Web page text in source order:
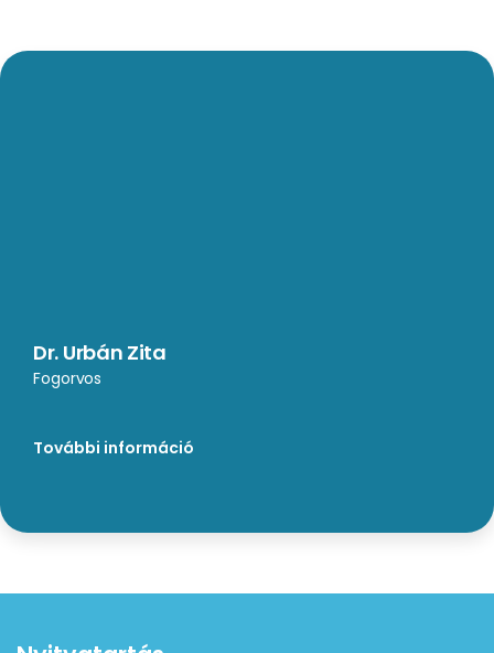
Dr. Urbán Zita
Fogorvos
További információ